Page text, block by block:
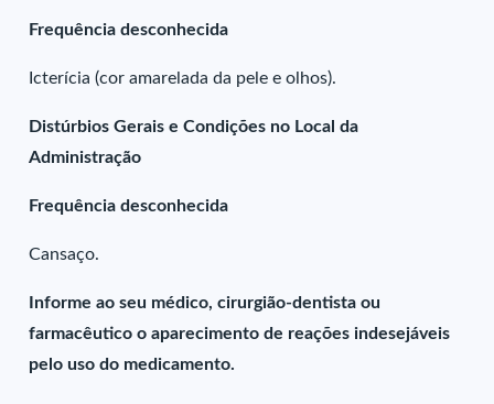
Frequência desconhecida
Icterícia (cor amarelada da pele e olhos).
Distúrbios Gerais e Condições no Local da
Administração
Frequência desconhecida
Cansaço.
Informe ao seu médico, cirurgião-dentista ou
farmacêutico o aparecimento de reações indesejáveis
pelo uso do medicamento.